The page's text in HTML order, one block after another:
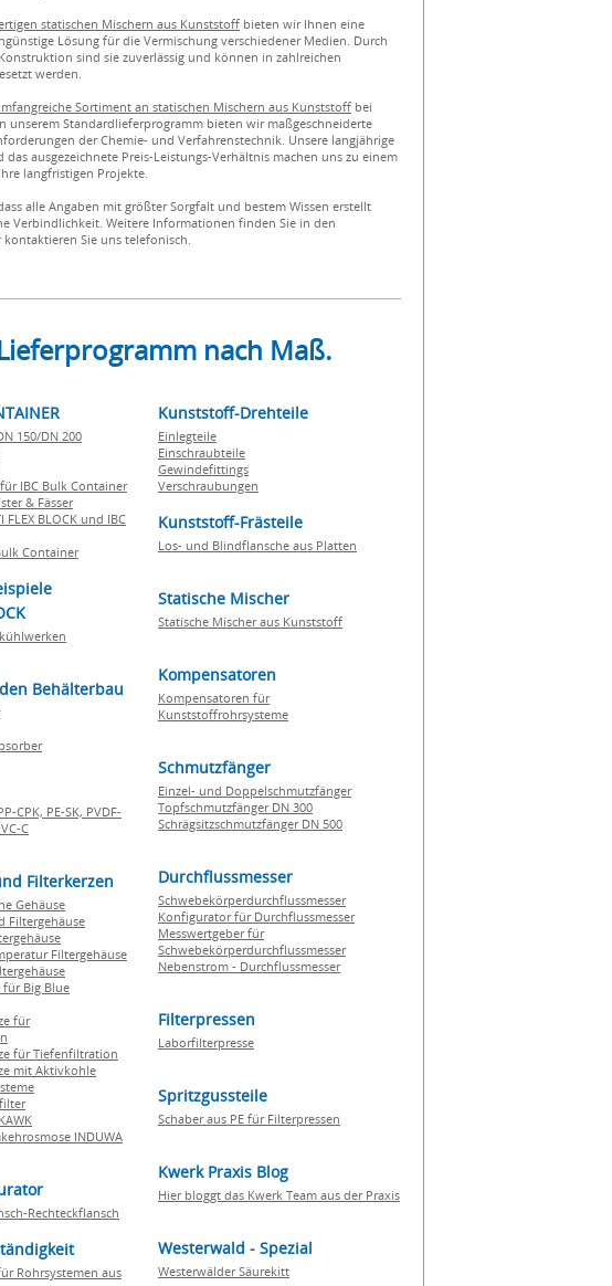
statischen Mischern aus Kunststoff bieten wir Ihnen eine
Lösung für die Vermischung verschiedener Medien. Durch
sind sie zuverlässig und können in zahlreichen
werden.
Sortiment an statischen Mischern aus Kunststoff bei
unserem Standardlieferprogramm bieten wir maßgeschneiderte
der Chemie- und Verfahrenstechnik. Unsere langjährige
das ausgezeichnete Preis-Leistungs-Verhältnis machen uns zu einem
langfristigen Projekte.
alle Angaben mit größter Sorgfalt und bestem Wissen erstellt
Verbindlichkeit. Weitere Informationen finden Sie in den
Sie uns telefonisch.
nach Maß.
150/DN 200
für IBC Bulk Container
& Fässer
BLOCK und IBC
Container
Behälterbau
CPK, PE-SK, PVDF-
C
Filterkerzen
Gehäuse
Filtergehäuse
Filtergehäuse
für Big Blue
für
für Tiefenfiltration
mit Aktivkohle
INDUWA
Rechteckflansch
Rohrsystemen aus
Kunststoff-Drehteile
Einlegteile
Einschraubteile
Gewindefittings
Verschraubungen
Kunststoff-Frästeile
Los- und Blindflansche aus Platten
Statische Mischer
Statische Mischer aus Kunststoff
Kompensatoren
Kompensatoren für
Kunststoffrohrsysteme
Schmutzfänger
Einzel- und Doppelschmutzfänger
Topfschmutzfänger DN 300
Schrägsitzschmutzfänger DN 500
Durchflussmesser
Schwebekörperdurchflussmesser
Konfigurator für Durchflussmesser
Messwertgeber für
Schwebekörperdurchflussmesser
Nebenstrom - Durchflussmesser
Filterpressen
Laborfilterpresse
Spritzgussteile
Schaber aus PE für Filterpressen
Kwerk Praxis Blog
Hier bloggt das Kwerk Team aus der Praxis
Westerwald - Spezial
Westerwälder Säurekitt